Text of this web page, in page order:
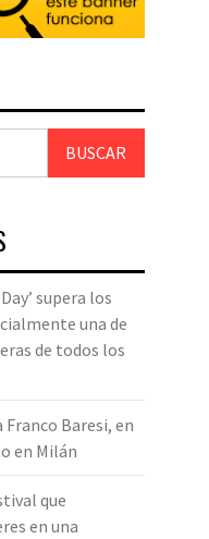
BUSCAR
supera los
una de
de todos los
Baresi, en
en Milán
que
en una